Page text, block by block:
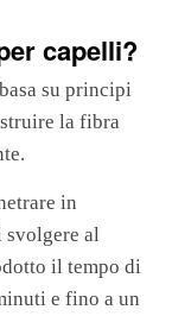
capelli?
su principi
la fibra
in
svolgere al
il tempo di
e fino a un